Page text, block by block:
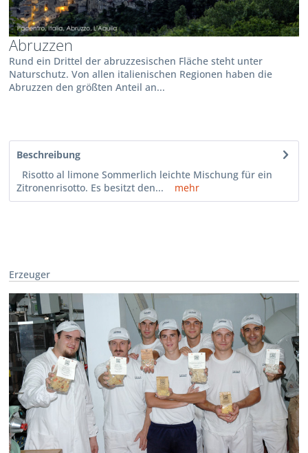
Abruzzen
Rund ein Drittel der abruzzesischen Fläche steht unter
Naturschutz. Von allen italienischen Regionen haben die
Abruzzen den größten Anteil an...
Beschreibung
Risotto al limone Sommerlich leichte Mischung für ein
Zitronenrisotto. Es besitzt den...
mehr
Erzeuger